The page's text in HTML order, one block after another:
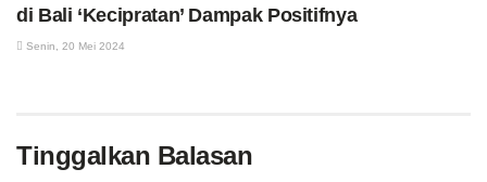
di Bali ‘Kecipratan’ Dampak Positifnya
Senin, 20 Mei 2024
Tinggalkan Balasan